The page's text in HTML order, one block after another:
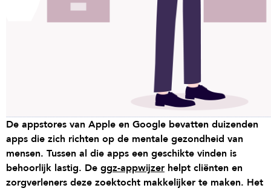
De appstores van Apple en Google bevatten duizenden
apps die zich richten op de mentale gezondheid van
mensen. Tussen al die apps een geschikte vinden is
behoorlijk lastig. De ggz-appwijzer helpt cliënten en
zorgverleners deze zoektocht makkelijker te maken. Het